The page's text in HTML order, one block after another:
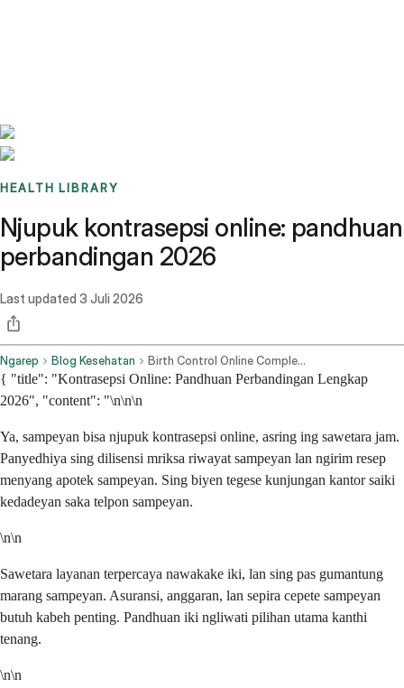
HEALTH LIBRARY
Njupuk kontrasepsi online: pandhuan
perbandingan 2026
Last updated 3 Juli 2026
Ngarep Blog Kesehatan Birth Control Online Complete 2026 Comparison Guide
{ "title": "Kontrasepsi Online: Pandhuan Perbandingan Lengkap
2026", "content": "\n\n\n
Ya, sampeyan bisa njupuk kontrasepsi online, asring ing sawetara jam.
Panyedhiya sing dilisensi mriksa riwayat sampeyan lan ngirim resep
menyang apotek sampeyan. Sing biyen tegese kunjungan kantor saiki
kedadeyan saka telpon sampeyan.
\n\n
Sawetara layanan terpercaya nawakake iki, lan sing pas gumantung
marang sampeyan. Asuransi, anggaran, lan sepira cepete sampeyan
butuh kabeh penting. Pandhuan iki ngliwati pilihan utama kanthi
tenang.
\n\n